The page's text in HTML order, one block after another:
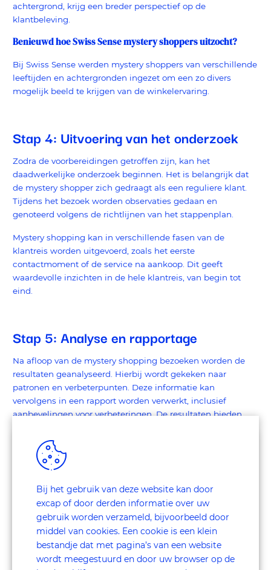
achtergrond, krijg een breder perspectief op de
klantbeleving.
Benieuwd hoe Swiss Sense mystery shoppers uitzocht?
Bij Swiss Sense werden mystery shoppers van verschillende
leeftijden en achtergronden ingezet om een zo divers
mogelijk beeld te krijgen van de winkelervaring.
Stap 4: Uitvoering van het onderzoek
Zodra de voorbereidingen getroffen zijn, kan het
daadwerkelijke onderzoek beginnen. Het is belangrijk dat
de mystery shopper zich gedraagt als een reguliere klant.
Tijdens het bezoek worden observaties gedaan en
genoteerd volgens de richtlijnen van het stappenplan.
Mystery shopping kan in verschillende fasen van de
klantreis worden uitgevoerd, zoals het eerste
contactmoment of de service na aankoop. Dit geeft
waardevolle inzichten in de hele klantreis, van begin tot
eind.
Stap 5: Analyse en rapportage
Na afloop van de mystery shopping bezoeken worden de
resultaten geanalyseerd. Hierbij wordt gekeken naar
patronen en verbeterpunten. Deze informatie kan
vervolgens in een rapport worden verwerkt, inclusief
aanbevelingen voor verbeteringen. De resultaten bieden
in de klantstrategie.
Benieuwd wat de analyse en rapportage Swiss Sense
Bij Swiss Sense leidde de analyses van excap tot directe
aanpassingen. Een van de verbeteringen was het
aanbieden van een kop koffie bij binnenkomst in plaats van
significant verbeterde.
Bij het gebruik van deze website kan door
excap of door derden informatie over uw
gebruik worden verzameld, bijvoorbeeld door
middel van cookies. Een cookie is een klein
bestandje dat met pagina’s van een website
wordt meegestuurd en door uw browser op de